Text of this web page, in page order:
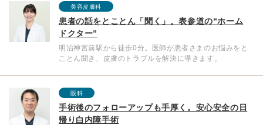
美容皮膚科
患者の話をとことん「聞く」。表参道の“ホーム
ドクター”
明治神宮前駅から徒歩0分。医師が患者さまのお悩みをと
ことん聞き、皮膚のトラブルを解決に導きます。
眼科
手術後のフォローアップも手厚く。安心安全の日
帰り白内障手術